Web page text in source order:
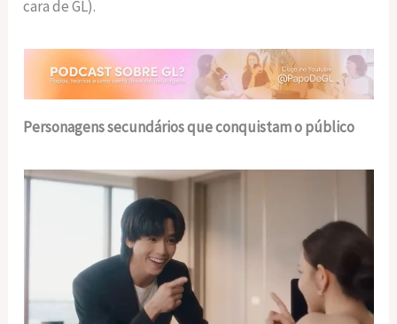
cara de GL).
Personagens secundários que conquistam o público